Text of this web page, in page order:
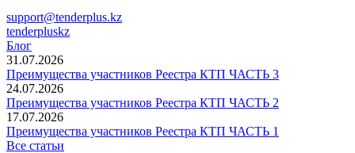
support@tenderplus.kz
tenderpluskz
Блог
31.07.2026
Преимущества участников Реестра КТП ЧАСТЬ 3
24.07.2026
Преимущества участников Реестра КТП ЧАСТЬ 2
17.07.2026
Преимущества участников Реестра КТП ЧАСТЬ 1
Все статьи